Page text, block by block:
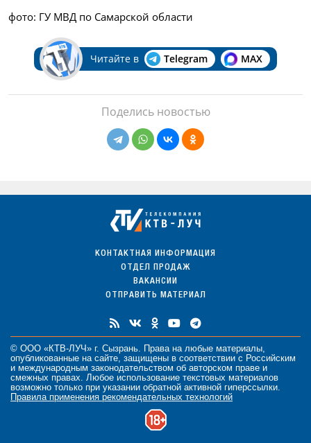
фото: ГУ МВД по Самарской области
Читайте в Telegram MAX
Поделись новостью
КОНТАКТНАЯ ИНФОРМАЦИЯ
ОТДЕЛ ПРОДАЖ
ВАКАНСИИ
ОТПРАВИТЬ МАТЕРИАЛ
© ООО «КТВ-ЛУЧ» г. Сызрань. Права на любые материалы
опубликованные на сайте, защищены в соответствии с Российским
и международным законодательством об авторском праве и
смежных правах. Любое использование текстовых материалов
возможно только при указании обратной активной гиперссылки.
Правила применения рекомендательных технологий